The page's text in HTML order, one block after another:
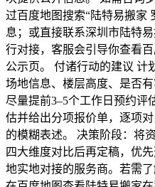
过百度地图搜索“陆特易搬家
息；或直接联系深圳市陆特
行对接，客服会引导你查看
公示页。 付诸行动的建议 计
场地信息、楼层高度、是否
尽量提前3–5个工作日预约评
估并给出分项报价单，逐项
的模糊表述。 决策阶段：将
四大维度对比后再定稿，优
地实地对接的服务商。若需